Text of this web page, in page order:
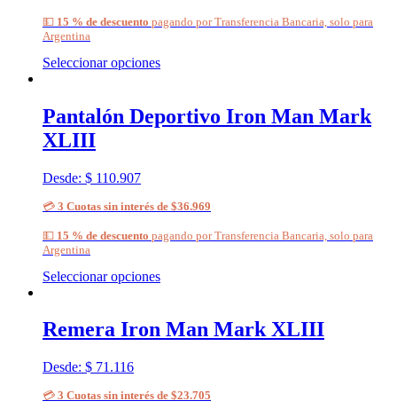
💵 15 % de descuento pagando por Transferencia Bancaria, solo para
Argentina
Seleccionar opciones
Pantalón Deportivo Iron Man Mark
XLIII
Desde: $ 110.907
💳 3 Cuotas sin interés de $36.969
💵 15 % de descuento pagando por Transferencia Bancaria, solo para
Argentina
Seleccionar opciones
Remera Iron Man Mark XLIII
Desde: $ 71.116
💳 3 Cuotas sin interés de $23.705